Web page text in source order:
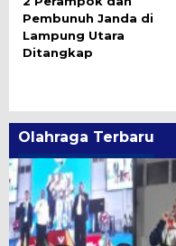
Pembunuh Janda di
Lampung Utara
Ditangkap
Olahraga Terbaru